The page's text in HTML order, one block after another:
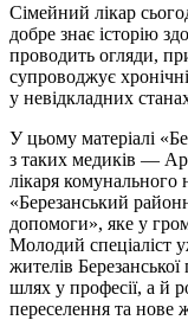
Сімейний лікар
добре знає історію
проводить огляди,
супроводжує
у невідкладних
У цьому матеріалі
з таких медиків —
лікаря комунального
«Березанський
допомоги», яке у
Молодий спеціаліст
жителів
шлях у професії, а й
переселення та нове